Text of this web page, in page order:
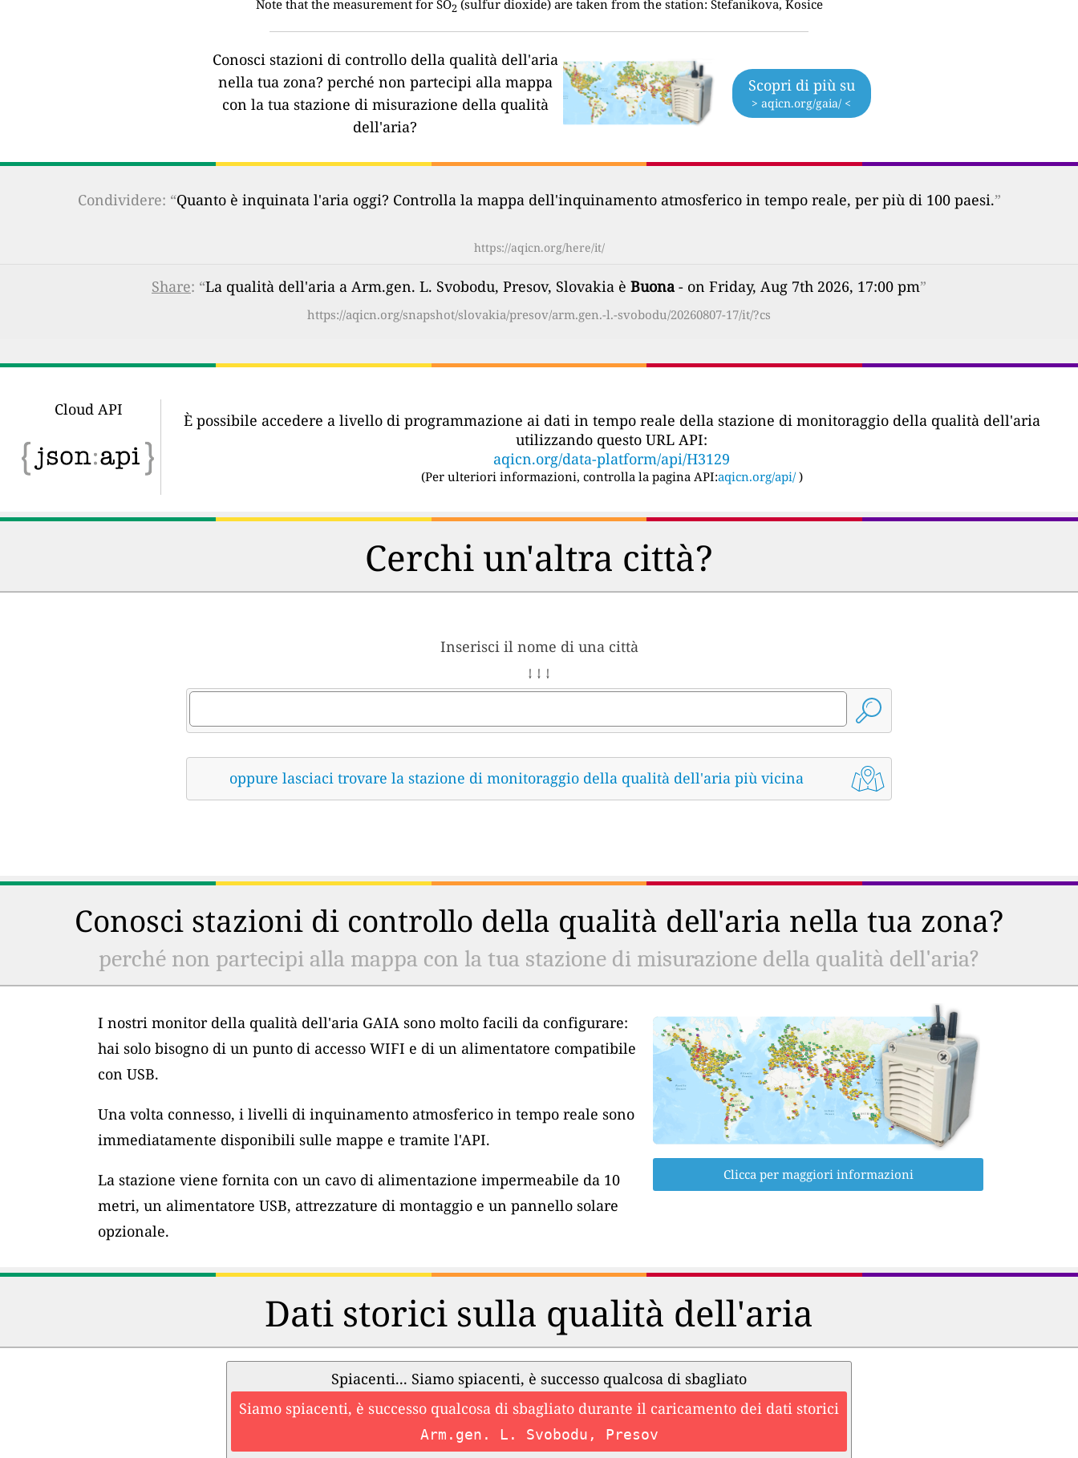
Note that the measurement for SO2 (sulfur dioxide) are taken from the station: Stefanikova, Kosice
Conosci stazioni di controllo della qualità dell'aria
nella tua zona? perché non partecipi alla mappa
con la tua stazione di misurazione della qualità
dell'aria?
Scopri di più su
> aqicn.org/gaia/ <
Condividere: “Quanto è inquinata l'aria oggi? Controlla la mappa dell'inquinamento atmosferico in tempo reale, per più di 100 paesi.”
https://aqicn.org/here/it/
Share: “La qualità dell'aria a Arm.gen. L. Svobodu, Presov, Slovakia è Buona- on Friday, Aug 7th 2026, 17:00 pm”
https://aqicn.org/snapshot/slovakia/presov/arm.gen.-l.-svobodu/20260807-17/it/?cs
Cloud API
È possibile accedere a livello di programmazione ai dati in tempo reale della stazione di monitoraggio della qualità dell'aria
utilizzando questo URL API:
aqicn.org/data-platform/api/H3129
(Per ulteriori informazioni, controlla la pagina API:aqicn.org/api/ )
Cerchi un'altra città?
Inserisci il nome di una città
↓ ↓ ↓
oppure lasciaci trovare la stazione di monitoraggio della qualità dell'aria più vicina
Conosci stazioni di controllo della qualità dell'aria nella tua zona?
perché non partecipi alla mappa con la tua stazione di misurazione della qualità dell'aria?
I nostri monitor della qualità dell'aria GAIA sono molto facili da configurare:
hai solo bisogno di un punto di accesso WIFI e di un alimentatore compatibile
con USB.
Una volta connesso, i livelli di inquinamento atmosferico in tempo reale sono
immediatamente disponibili sulle mappe e tramite l'API.
La stazione viene fornita con un cavo di alimentazione impermeabile da 10
metri, un alimentatore USB, attrezzature di montaggio e un pannello solare
opzionale.
Clicca per maggiori informazioni
Dati storici sulla qualità dell'aria
Spiacenti... Siamo spiacenti, è successo qualcosa di sbagliato
Siamo spiacenti, è successo qualcosa di sbagliato durante il caricamento dei dati storici
Arm.gen. L. Svobodu, Presov